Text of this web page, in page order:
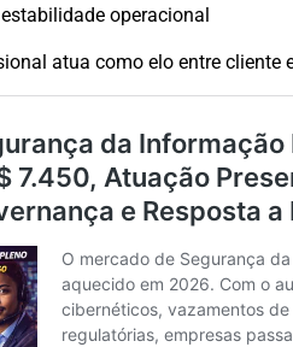
operacional
atua como elo entre cliente